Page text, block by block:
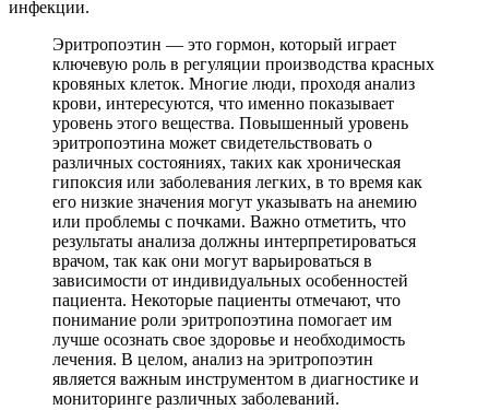
инфекции.
Эритропоэтин — это гормон, который играет
ключевую роль в регуляции производства красных
кровяных клеток. Многие люди, проходя анализ
крови, интересуются, что именно показывает
уровень этого вещества. Повышенный уровень
эритропоэтина может свидетельствовать о
различных состояниях, таких как хроническая
гипоксия или заболевания легких, в то время как
его низкие значения могут указывать на анемию
или проблемы с почками. Важно отметить, что
результаты анализа должны интерпретироваться
врачом, так как они могут варьироваться в
зависимости от индивидуальных особенностей
пациента. Некоторые пациенты отмечают, что
понимание роли эритропоэтина помогает им
лучше осознать свое здоровье и необходимость
лечения. В целом, анализ на эритропоэтин
является важным инструментом в диагностике и
мониторинге различных заболеваний.